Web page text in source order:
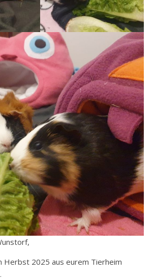
Herbst 2025 aus eurem Tierheim